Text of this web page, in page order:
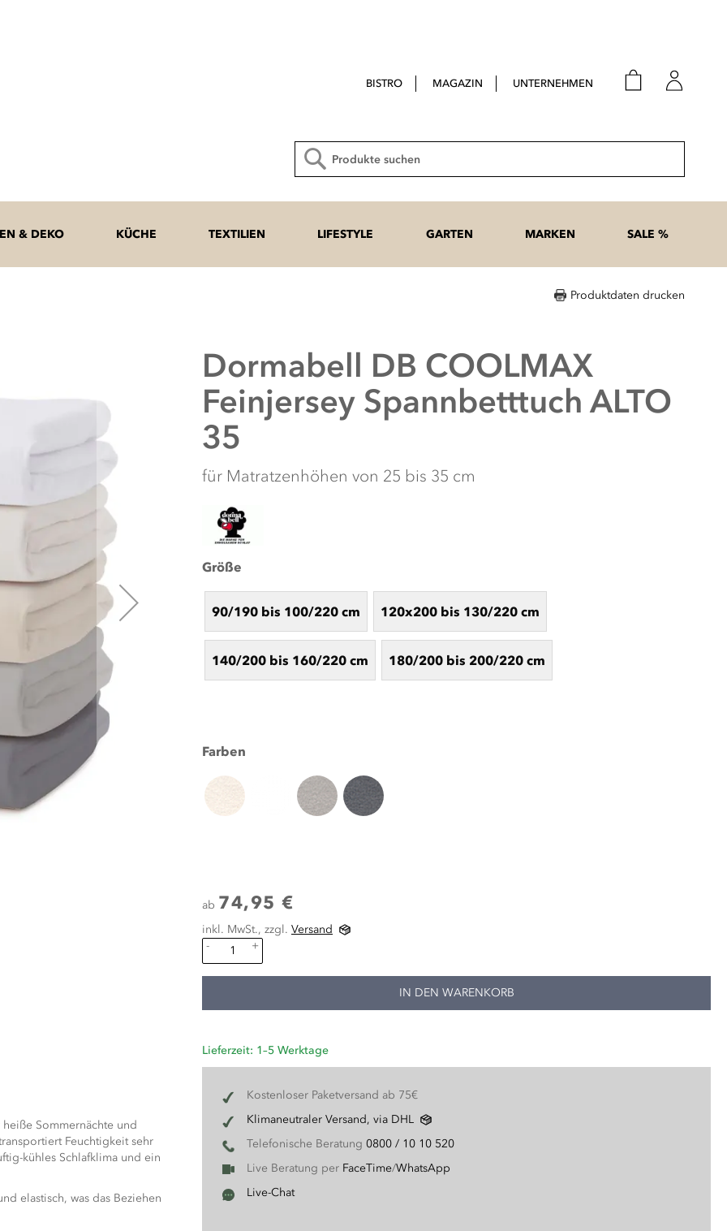
BISTRO MAGAZIN UNTERNEHMEN
Suche
& DEKO KÜCHE TEXTILIEN LIFESTYLE GARTEN MARKEN SALE %
Produktdaten drucken
Dormabell DB COOLMAX
Feinjersey Spannbetttuch ALTO
35
für Matratzenhöhen von 25 bis 35 cm
Größe
90/190 bis 100/220 cm 120x200 bis 130/220 cm
140/200 bis 160/220 cm 180/200 bis 200/220 cm
Farben
ab 74,95 €
inkl. MwSt., zzgl. Versand
-
+
IN DEN WARENKORB
Lieferzeit: 1–5 Werktage
Kostenloser Paketversand ab 75€
Klimaneutraler Versand, via DHL
Telefonische Beratung 0800 / 10 10 520
Live Beratung per FaceTime/WhatsApp
Live-Chat
Sommernächte und
Feuchtigkeit sehr
kühles Schlafklima und ein
elastisch, was das Beziehen